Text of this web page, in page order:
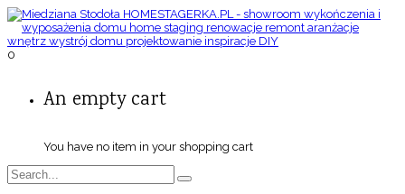
0
An empty cart
You have no item in your shopping cart